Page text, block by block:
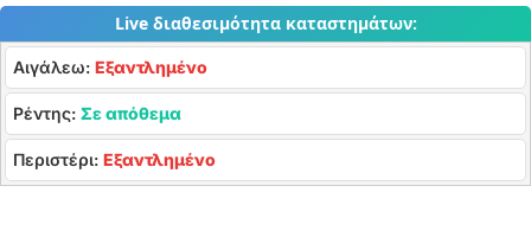
Live διαθεσιμότητα καταστημάτων:
Αιγάλεω: Εξαντλημένο
Ρέντης: Σε απόθεμα
Περιστέρι: Εξαντλημένο